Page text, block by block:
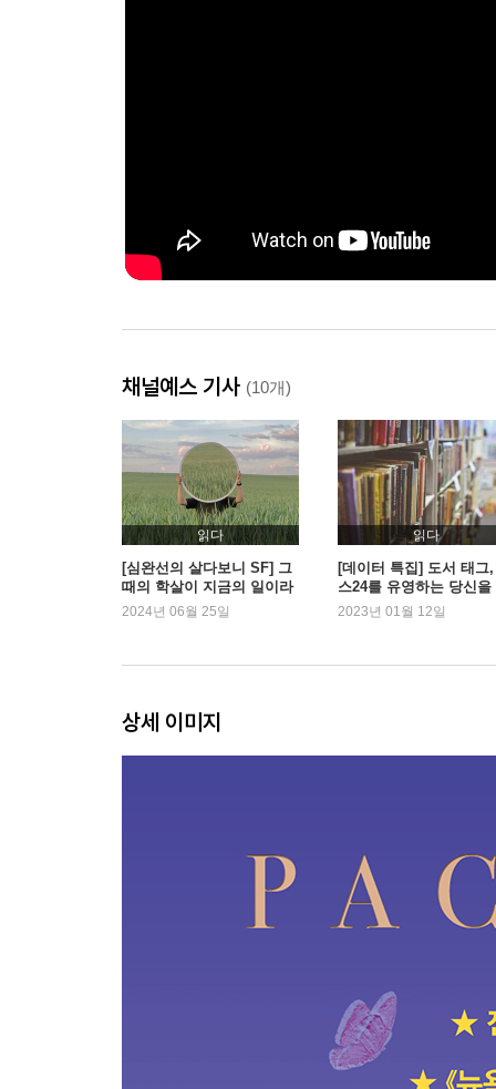
채널예스 기사 (10개)
읽다
[심완선의 살다보니 SF] 그
때의 학살이 지금의 일이라
면
2024년 06월 25일
읽다
[데이터 특집] 도서 태그
스24를 유영하는 당신을
한 가이드
2023년 01월 12일
상세 이미지